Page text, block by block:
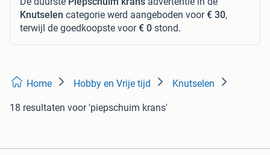
Knutselen categorie werd aangeboden voor€ 30,
terwijl de goedkoopste voor€ 0 stond.
Home Hobby en Vrije tijd Knutselen
18 resultaten voor 'piepschuim krans'